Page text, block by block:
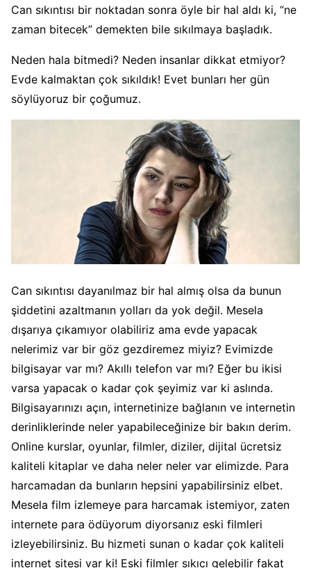
Can sıkıntısı bir noktadan sonra öyle bir hal aldı ki, “ne
zaman bitecek” demekten bile sıkılmaya başladık.
Neden hala bitmedi? Neden insanlar dikkat etmiyor?
Evde kalmaktan çok sıkıldık! Evet bunları her gün
söylüyoruz bir çoğumuz.
Can sıkıntısı dayanılmaz bir hal almış olsa da bunun
şiddetini azaltmanın yolları da yok değil. Mesela
dışarıya çıkamıyor olabiliriz ama evde yapacak
nelerimiz var bir göz gezdiremez miyiz? Evimizde
bilgisayar var mı? Akıllı telefon var mı? Eğer bu ikisi
varsa yapacak o kadar çok şeyimiz var ki aslında.
Bilgisayarınızı açın, internetinize bağlanın ve internetin
derinliklerinde neler yapabileceğinize bir bakın derim.
Online kurslar, oyunlar, filmler, diziler, dijital ücretsiz
kaliteli kitaplar ve daha neler neler var elimizde. Para
harcamadan da bunların hepsini yapabilirsiniz elbet.
Mesela film izlemeye para harcamak istemiyor, zaten
internete para ödüyorum diyorsanız eski filmleri
izleyebilirsiniz. Bu hizmeti sunan o kadar çok kaliteli
internet sitesi var ki! Eski filmler sıkıcı gelebilir fakat